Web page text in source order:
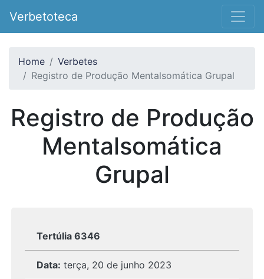
Verbetoteca
Home
Verbetes
Registro de Produção Mentalsomática Grupal
Registro de Produção
Mentalsomática
Grupal
Tertúlia 6346
Data: terça, 20 de junho 2023